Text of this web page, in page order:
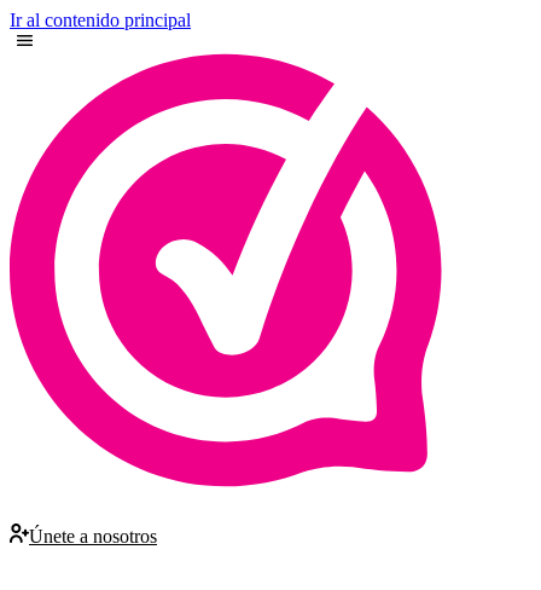
Ir al contenido principal
Únete a nosotros